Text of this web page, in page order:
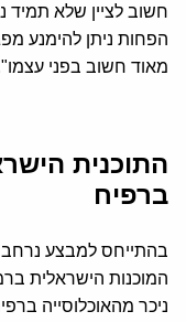
חשוב לציין שלא תמיד
הפחות ניתן להימנע
מאוד חשוב בפני
התוכנית
ברפיח
בהתייחס למבצע
המוכנות הישראלית
ניכר מהאוכלוסייה